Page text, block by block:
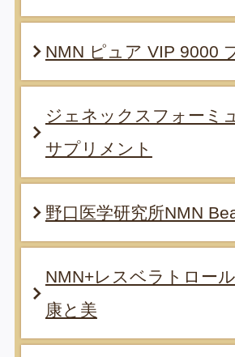
NMN ピュア VIP 9000
ジェネックスフォーミ
サプリメント
野口医学研究所NMN
NMN+レスベラトロー
康と美